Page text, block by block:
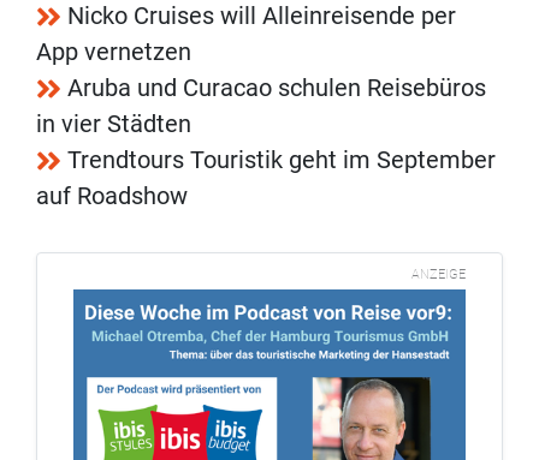
Nicko Cruises will Alleinreisende per
App vernetzen
Aruba und Curacao schulen Reisebüros
in vier Städten
Trendtours Touristik geht im September
auf Roadshow
ANZEIGE